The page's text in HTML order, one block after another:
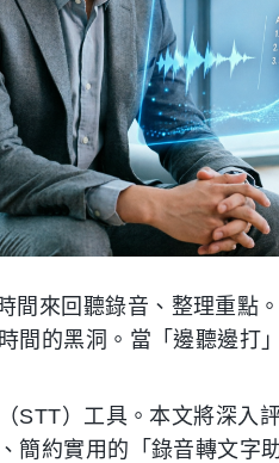
間來回聽錄音、整理重點
間的黑洞。當「邊聽邊打
STT）工具。本文將深入
簡約實用的「錄音轉文字